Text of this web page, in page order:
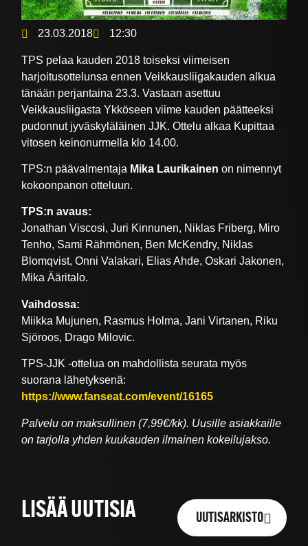
23.03.2018 12:30
TPS pelaa kauden 2018 toiseksi viimeisen
harjoitusottelunsa ennen Veikkausliigakauden alkua
tänään perjantaina 23.3. Vastaan asettuu
Veikkausliigasta Ykköseen viime kauden päätteeksi
pudonnut jyväskyläläinen JJK. Ottelu alkaa Kupittaa
vitosen keinonurmella klo 14.00.
TPS:n päävalmentaja Mika Laurikainenon nimennyt
kokoonpanon otteluun.
TPS:n avaus:
Jonathan Viscosi, Juri Kinnunen, Niklas Friberg, Miro
Tenho, Sami Rähmönen, Ben McKendry, Niklas
Blomqvist, Onni Valakari, Elias Ahde, Oskari Jakonen,
Mika Ääritalo.
Vaihdossa:
Miikka Mujunen, Rasmus Holma, Jani Virtanen, Riku
Sjöroos, Drago Milovic.
TPS-JJK -ottelua on mahdollista seurata myös
suorana lähetyksenä:
https://www.fanseat.com/event/16165
Palvelu on maksullinen (7,99€/kk). Uusille asiakkaille
on tarjolla yhden kuukauden ilmainen kokeilujakso.
LISÄÄ UUTISIA UUTISARKISTO